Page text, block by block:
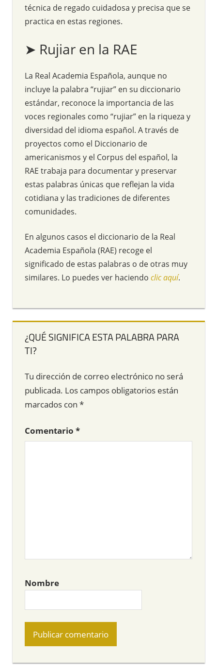
técnica de regado cuidadosa y precisa que se
practica en estas regiones.
➤ Rujiar en la RAE
La Real Academia Española, aunque no
incluye la palabra “rujiar” en su diccionario
estándar, reconoce la importancia de las
voces regionales como “rujiar” en la riqueza y
diversidad del idioma español. A través de
proyectos como el Diccionario de
americanismos y el Corpus del español, la
RAE trabaja para documentar y preservar
estas palabras únicas que reflejan la vida
cotidiana y las tradiciones de diferentes
comunidades.
En algunos casos el diccionario de la Real
Academia Española (RAE) recoge el
significado de estas palabras o de otras muy
similares. Lo puedes ver haciendo clic aquí.
¿QUÉ SIGNIFICA ESTA PALABRA PARA
TI?
Tu dirección de correo electrónico no será
publicada. Los campos obligatorios están
marcados con *
Comentario *
Nombre